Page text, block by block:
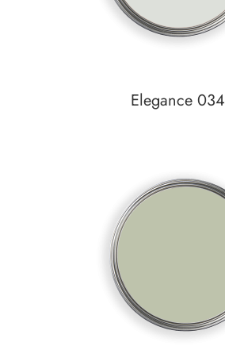
Elegance 034
Auf den Wunschzettel